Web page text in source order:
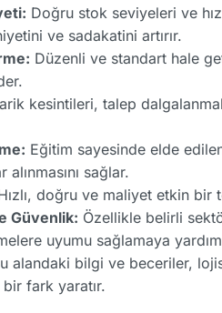
Doğru stok seviyeleri ve
ve sadakatini artırır.
Düzenli ve standart hale
kesintileri, talep
Eğitim sayesinde elde
sağlar.
doğru ve maliyet etkin bir
Güvenlik: Özellikle belirli
uyumu sağlamaya
alandaki bilgi ve beceriler,
fark yaratır.